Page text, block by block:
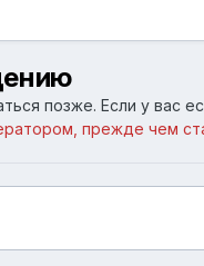
позже. Если у вас
прежде чем